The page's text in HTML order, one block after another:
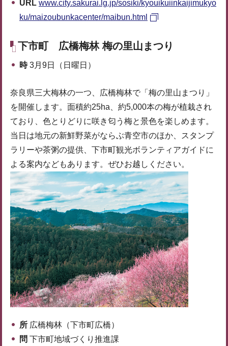
URL www.city.sakurai.lg.jp/sosiki/kyouikuiinkaijimukyo
ku/maizoubunkacenter/maibun.html
下市町 広橋梅林 梅の里山まつり
時3月9日（日曜日）
奈良県三大梅林の一つ、広橋梅林で「梅の里山まつり」
を開催します。面積約25ha、約5,000本の梅が植栽され
ており、色とりどりに咲き匂う梅と景色を楽しめます。
当日は地元の新鮮野菜がならぶ青空市のほか、スタンプ
ラリーや茶粥の提供、下市町観光ボランティアガイドに
よる案内などもあります。ぜひお越しください。
所 広橋梅林（下市町広橋）
問 下市町地域づくり推進課